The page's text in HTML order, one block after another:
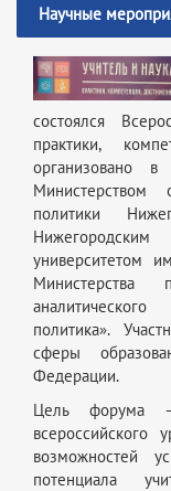
Научные
состоялся
практики,
организовано
Министерством
политики
Нижегородским
университетом
политика».
сферы
Федерации.
Цель форума —
всероссийского
возможностей
потенциала